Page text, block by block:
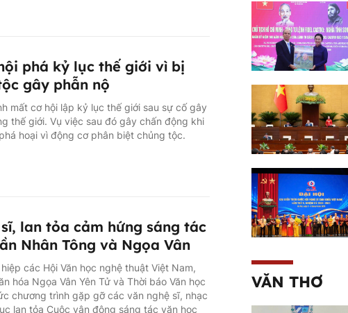
phá kỷ lục thế giới vì bị
gây phẫn nộ
mất cơ hội lập kỷ lục thế giới sau sự cố gây
thế giới. Vụ việc sau đó gây chấn động khi
hoại vì động cơ phân biệt chủng tộc.
lan tỏa cảm hứng sáng tác
Nhân Tông và Ngọa Vân
các Hội Văn học nghệ thuật Việt Nam,
hóa Ngọa Vân Yên Tử và Thời báo Văn học
chương trình gặp gỡ các văn nghệ sĩ, nhạc
lan tỏa Cuộc vận động sáng tác văn học
VĂN THƠ